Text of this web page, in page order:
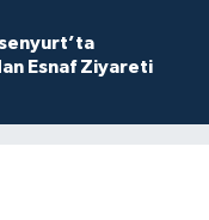
Esnaf Ziyareti